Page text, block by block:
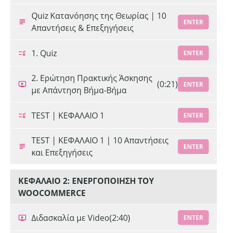
Quiz Κατανόησης της Θεωρίας | 10
Απαντήσεις & Επεξηγήσεις
ENTER
1. Quiz ENTER
2. Ερώτηση Πρακτικής Άσκησης
με Απάντηση Βήμα-Βήμα
(0:21) ENTER
TEST | ΚΕΦΑΛΑΙΟ 1 ENTER
TEST | ΚΕΦΑΛΑΙΟ 1 | 10 Απαντήσεις
και Επεξηγήσεις
ENTER
ΚΕΦΑΛΑΙΟ 2: ΕΝΕΡΓΟΠΟΙΗΣΗ ΤΟΥ
WOOCOMMERCE
Διδασκαλία με Video(2:40) ENTER